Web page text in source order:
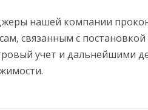
нашей компании
связанным с
учет и дальнейшими